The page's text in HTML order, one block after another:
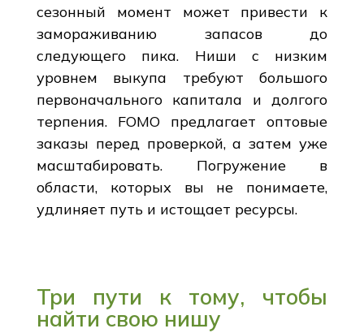
сезонный момент может привести к
замораживанию запасов до
следующего пика. Ниши с низким
уровнем выкупа требуют большого
первоначального капитала и долгого
терпения. FOMO предлагает оптовые
заказы перед проверкой, а затем уже
масштабировать. Погружение в
области, которых вы не понимаете,
удлиняет путь и истощает ресурсы.
Три пути к тому, чтобы
найти свою нишу